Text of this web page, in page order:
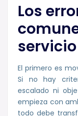
Los
El primero es
Si no hay
escalado ni
empieza con
todo debe